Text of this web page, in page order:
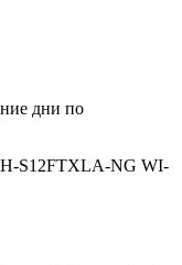
дни по
S12FTXLA-NG WI-